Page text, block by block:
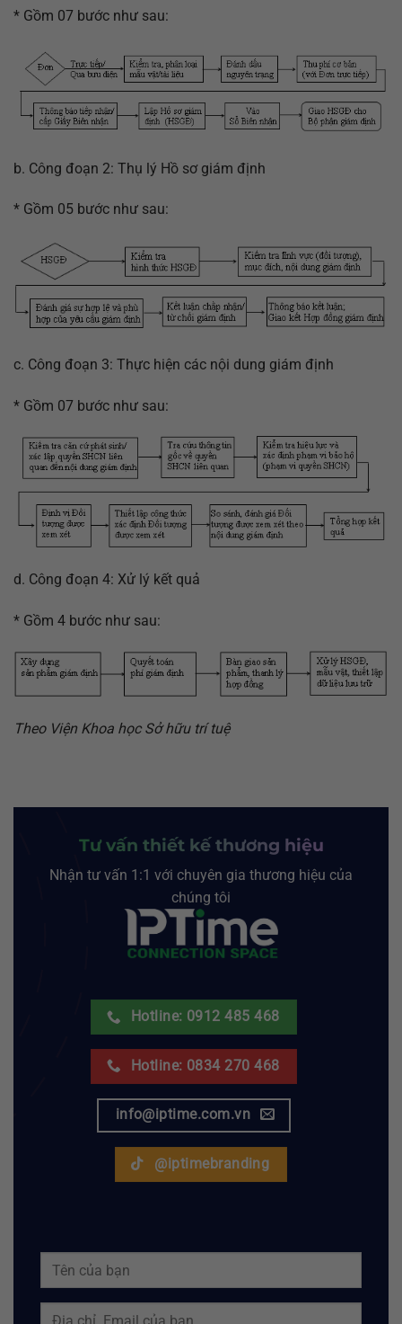
* Gồm 07 bước như sau:
b. Công đoạn 2: Thụ lý Hồ sơ giám định
* Gồm 05 bước như sau:
c. Công đoạn 3: Thực hiện các nội dung giám định
* Gồm 07 bước như sau:
d. Công đoạn 4: Xử lý kết quả
* Gồm 4 bước như sau:
Theo Viện Khoa học Sở hữu trí tuệ
Tư vấn thiết kế thương hiệu
Nhận tư vấn 1:1 với chuyên gia thương hiệu của
chúng tôi
Hotline: 0912 485 468
Hotline: 0834 270 468
info@iptime.com.vn
@iptimebranding